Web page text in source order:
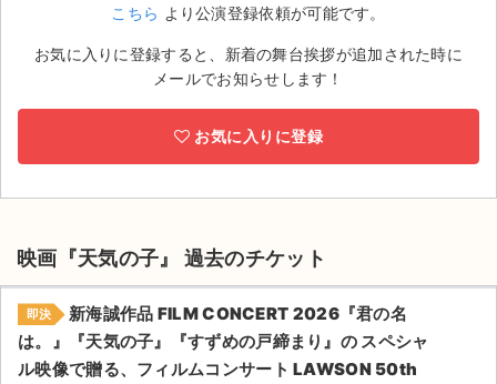
ライブ・コンサート（国内）
ライブ・コンサート（海外）
スポーツ
ご利用ガイド
手数料・お支払い方法
こちら より公演登録依頼が可能です。
お気に入りに登録すると、新着の舞台挨拶が追加された時に
メールでお知らせします！
お気に入りに登録
映画『天気の子』 過去のチケット
即決
新海誠作品 FILM CONCERT 2026『君の名
は。』『天気の子』『すずめの戸締まり』の スペシャ
ル映像で贈る、フィルムコンサート LAWSON 50th